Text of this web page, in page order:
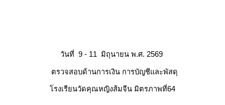
วันท 9 - 11 มิถุนายน พ.ศ. 2569
ตรวจสอบด้านการเงิน การบัญชีและพัสดุ
โรงเรียนวัดคุณหญิงส้มจีน มิตรภาพที่64